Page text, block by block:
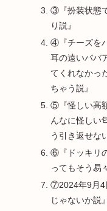
③『扮装状態
り説』
④『チーズを
耳の遠いババ
てくれなかっ
ちゃう説』
⑤『怪しい高
んなに怪しい
う引き返せな
⑥『ドッキリ
ってもそう易
⑦2024年9月4
じゃないか説』